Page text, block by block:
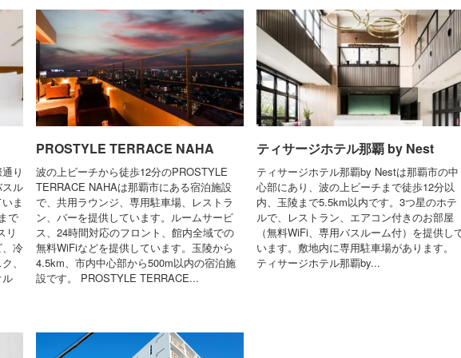
り
ル
ま
で
リ
冷
、
PROSTYLE TERRACE NAHA
波の上ビーチから徒歩12分のPROSTYLE
TERRACE NAHAは那覇市にある宿泊施設
で、共用ラウンジ、専用駐車場、レストラ
ン、バーを提供しています。ルームサービ
ス、24時間対応のフロント、館内全域での
無料WiFiなどを提供しています。玉陵から
4.5km、市内中心部から500m以内の宿泊施
設です。 PROSTYLE TERRACE...
ティサージホテル那覇 by Nest
ティサージホテル那覇by Nestは那覇市の中
心部にあり、波の上ビーチまで徒歩12分以
内、玉陵まで5.5km以内です。3つ星のホテ
ルで、レストラン、エアコン付きのお部屋
（無料WiFi、専用バスルーム付）を提供し
います。敷地内に専用駐車場があります。
ティサージホテル那覇by...